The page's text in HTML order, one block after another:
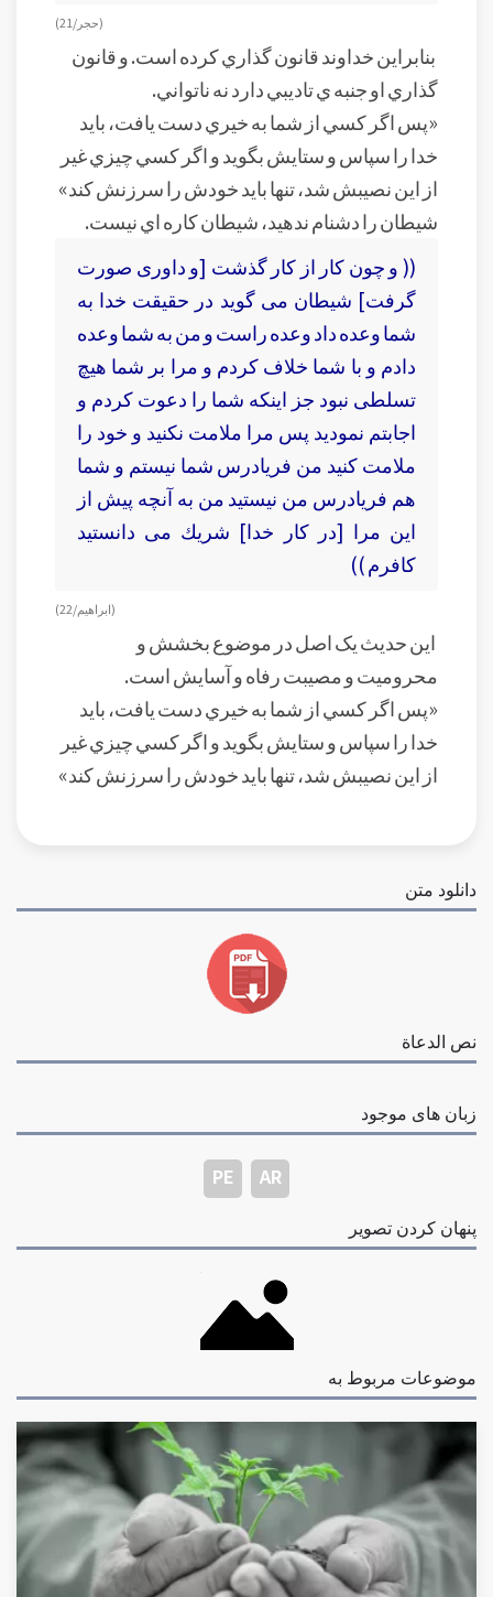
(حجر/ 21)
بنابراين خداوند قانون گذاري کرده است. و قانون
گذاري او جنبه ي تاديبي دارد نه ناتواني.
«پس اگر کسي از شما به خيري دست يافت، بايد
خدا را سپاس و ستايش بگويد و اگر کسي چيزي غير
از اين نصيبش شد، تنها بايد خودش را سرزنش کند»
شيطان را دشنام ندهيد، شيطان کاره اي نيست.
(( و چون كار از كار گذشت [و داورى صورت
گرفت] شيطان مى‏ گويد در حقيقت ‏خدا به
شما وعده داد وعده راست و من به شما وعده
دادم و با شما خلاف كردم و مرا بر شما هيچ
تسلطى نبود جز اينكه شما را دعوت كردم و
اجابتم نموديد پس مرا ملامت نكنيد و خود را
ملامت كنيد من فريادرس شما نيستم و شما
هم فريادرس من نيستيد من به آنچه پيش از
اين مرا [در كار خدا] شريك مى‏ دانستيد
كافرم ))
(ابراهيم/ 22)
اين حديث يک اصل در موضوع بخشش و
محروميت و مصيبت رفاه و آسايش است.
«پس اگر کسي از شما به خيري دست يافت، بايد
خدا را سپاس و ستايش بگويد و اگر کسي چيزي غير
از اين نصيبش شد، تنها بايد خودش را سرزنش کند»
دانلود متن
نص الدعاة
زبان های موجود
AR
PE
پنهان کردن تصویر
موضوعات مربوط به